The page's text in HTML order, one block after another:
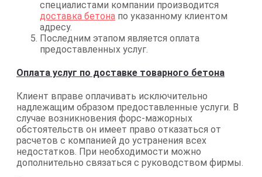
специалистами компании производится
доставка бетона по указанному клиентом
адресу.
Последним этапом является оплата
предоставленных услуг.
Оплата услуг по доставке товарного бетона
Клиент вправе оплачивать исключительно
надлежащим образом предоставленные услуги. В
случае возникновения форс-мажорных
обстоятельств он имеет право отказаться от
расчетов с компанией до устранения всех
недостатков. При необходимости можно
дополнительно связаться с руководством фирмы.